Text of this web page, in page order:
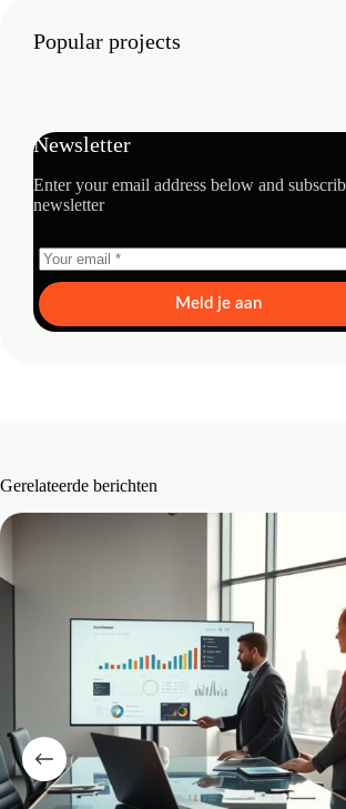
Popular projects
Newsletter
Enter your email address below and
newsletter
Meld je aan
Gerelateerde berichten